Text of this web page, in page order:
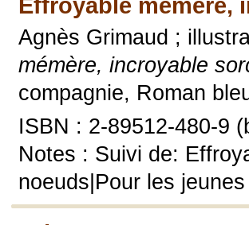
Agnès Grimaud ;
mémère, incroyable
compagnie, Roman
ISBN : 2-89512-480-9
Notes : Suivi de:
noeuds|Pour les